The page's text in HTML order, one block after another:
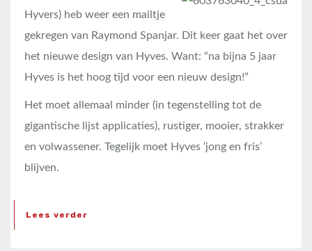
Hyvers) heb weer een mailtje
gekregen van Raymond Spanjar. Dit keer gaat het over
het nieuwe design van Hyves. Want: “na bijna 5 jaar
Hyves is het hoog tijd voor een nieuw design!”
Het moet allemaal minder (in tegenstelling tot de
gigantische lijst applicaties), rustiger, mooier, strakker
en volwassener. Tegelijk moet Hyves ‘jong en fris’
blijven.
Lees verder